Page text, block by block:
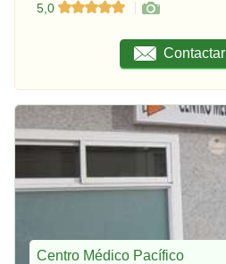
5,0
Contactar
Centro Médico Pacífico